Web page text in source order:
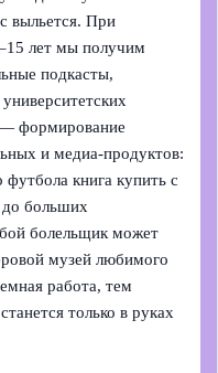
выльется. При
лет мы получим
подкасты,
формирование
и медиа‑продуктов:
футбола книга купить с
до больших
болельщик может
музей любимого
работа, тем
только в руках